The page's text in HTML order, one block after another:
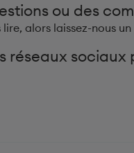
ou des
alors laissez-nous
réseaux